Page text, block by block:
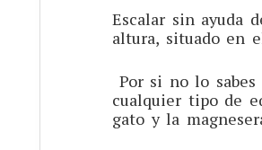
Escalar sin ayuda
altura, situado en
Por si no lo
cualquier tipo de
gato y la